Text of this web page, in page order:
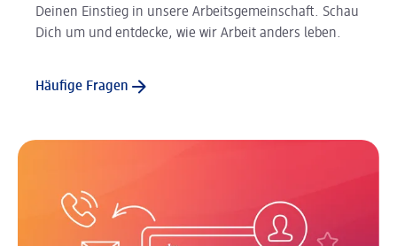
Deinen Einstieg in unsere Arbeitsgemeinschaft. Schau
Dich um und entdecke, wie wir Arbeit anders leben.
Häufige Fragen